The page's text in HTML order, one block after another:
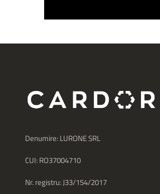
Denumire: LURONE SRL
CUI: RO37004710
Nr. registru: J33/154/2017